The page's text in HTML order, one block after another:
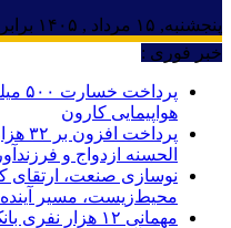
پنجشنبه, ۱۵ مرداد , ۱۴۰۵ برابر با - Thursday, 6 August , 2026
خبر فوری :
هواپیمایی کارون
الحسنه ازدواج و
نوسازی صنعت، ارتقای
محیط‌زیست، مسیر
مهمانی ۱۲ هزار